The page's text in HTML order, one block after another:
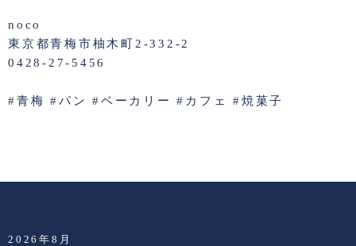
noco
東京都青梅市柚木町2-332-2
0428-27-5456
#青梅 #パン #ベーカリー #カフェ #焼菓子
2026年8月